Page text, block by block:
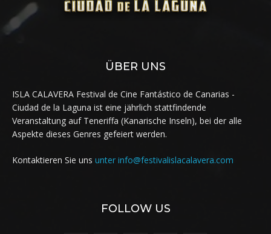
ÜBER UNS
ISLA CALAVERA Festival de Cine Fantástico de Canarias -
Ciudad de la Laguna ist eine jährlich stattfindende
Veranstaltung auf Teneriffa (Kanarische Inseln), bei der alle
Aspekte dieses Genres gefeiert werden.
Kontaktieren Sie uns unter info@festivalislacalavera.com
FOLLOW US